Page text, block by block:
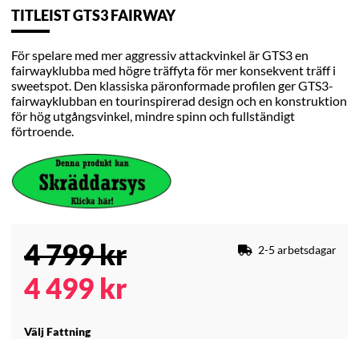
TITLEIST GTS3 FAIRWAY
För spelare med mer aggressiv attackvinkel är GTS3 en
fairwayklubba med högre träffyta för mer konsekvent träff i
sweetspot. Den klassiska päronformade profilen ger GTS3-
fairwayklubban en tourinspirerad design och en konstruktion
för hög utgångsvinkel, mindre spinn och fullständigt
förtroende.
4 799kr
4 499 kr
2-5 arbetsdagar
Välj Fattning